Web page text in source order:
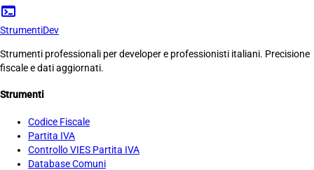
terminal
StrumentiDev
Strumenti professionali per developer e professionisti italiani. Precisione
fiscale e dati aggiornati.
Strumenti
Codice Fiscale
Partita IVA
Controllo VIES Partita IVA
Database Comuni